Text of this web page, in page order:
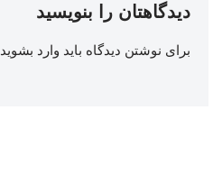
دیدگاهتان را بنویسید
برای نوشتن دیدگاه باید وارد بشوید